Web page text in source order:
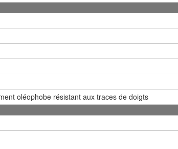
oléophobe résistant aux traces de doigts